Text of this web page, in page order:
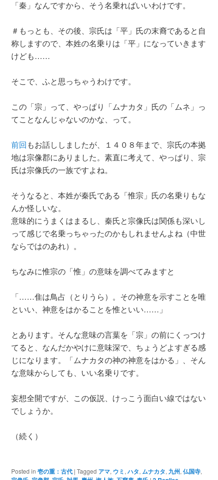
「秦」なんですから、そう名乗ればいいわけです。
＃もっとも、その後、宗氏は「平」氏の末裔であると自
称しますので、本姓の名乗りは「平」になっていきます
けども……
そこで、ふと思っちゃうわけです。
この「宗」って、やっぱり「ムナカタ」氏の「ムネ」っ
てことなんじゃないのかな、って。
前回もお話ししましたが、１４０８年まで、宗氏の本拠
地は宗像郡にありました。素直に考えて、やっぱり、宗
氏は宗像氏の一族ですよね。
そうなると、本姓が秦氏である「惟宗」氏の名乗りもな
んか怪しいな。
意味的にうまくはまるし、秦氏と宗像氏は関係も深いし
って感じで名乗っちゃったのかもしれませんよね（中世
ならではのあれ）。
ちなみに惟宗の「惟」の意味を調べてみますと
「……隹は鳥占（とりうら）。その神意を示すことを唯
といい、神意をはかることを惟といい……」
とあります。そんな意味の言葉を「宗」の前にくっつけ
てると、なんだかやけに意味深で、ちょうどよすぎる感
じになります。「ムナカタの神の神意をはかる」、そん
な意味からしても、いい名乗りです。
妄想全開ですが、この仮説、けっこう面白い線ではない
でしょうか。
（続く）
Posted in 壱の重：古代 | Tagged アマ, ウミ ,ハタ,ムナカタ, 九州,仏国寺,